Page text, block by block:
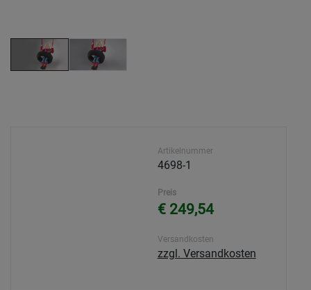
Artikelnummer
4698-1
Preis
€ 249,54
Versandkosten
zzgl. Versandkosten